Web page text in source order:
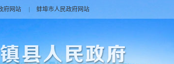
府网站 蚌埠市人民政府网站